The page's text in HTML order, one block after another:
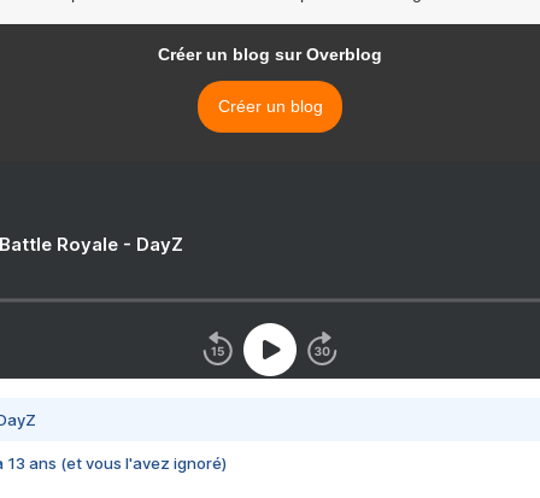
Créer un blog sur Overblog
Créer un blog
Royale - DayZ
13 ans (et vous l'avez ignoré)